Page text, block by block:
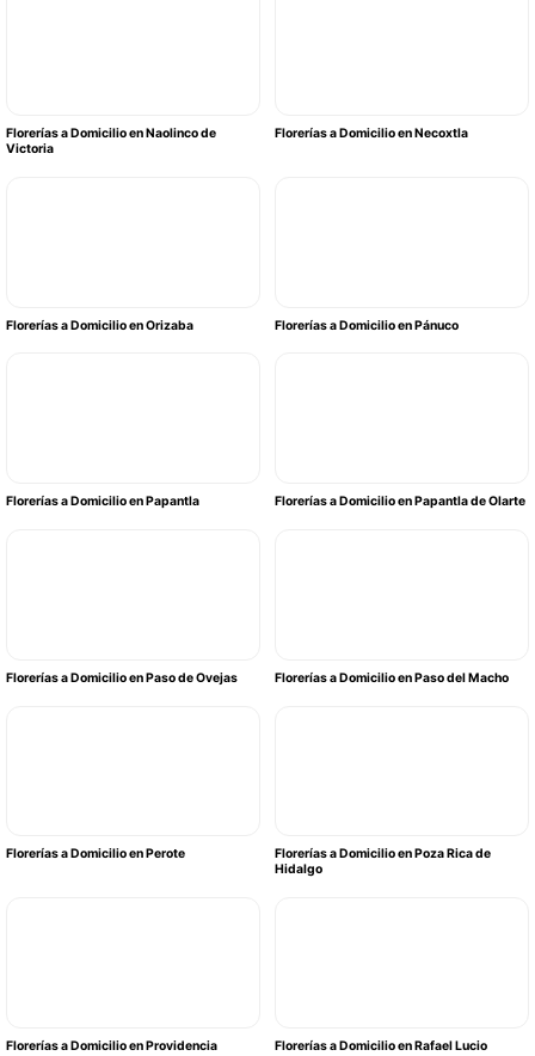
Florerías a Domicilio en Naolinco de
Victoria
Florerías a Domicilio en Necoxtla
Florerías a Domicilio en Orizaba Florerías a Domicilio en Pánuco
Florerías a Domicilio en Papantla Florerías a Domicilio en Papantla de Olarte
Florerías a Domicilio en Paso de Ovejas Florerías a Domicilio en Paso del Macho
Florerías a Domicilio en Perote
Florerías a Domicilio en Poza Rica de
Hidalgo
Florerías a Domicilio en Providencia Florerías a Domicilio en Rafael Lucio